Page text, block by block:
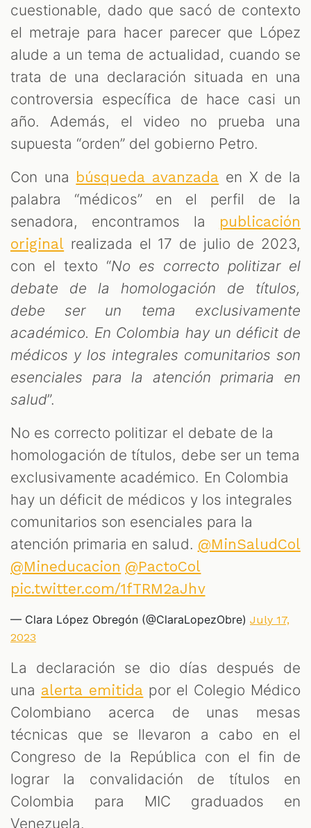
cuestionable, dado que sacó de contexto
el metraje para hacer parecer que López
alude a un tema de actualidad, cuando se
trata de una declaración situada en una
controversia específica de hace casi un
año. Además, el video no prueba una
supuesta “orden” del gobierno Petro.
Con una búsqueda avanzada en X de la
palabra “médicos” en el perfil de la
senadora, encontramos la
publicación
original realizada el 17 de julio de 2023,
con el texto “No es correcto politizar el
debate de la homologación de títulos,
debe ser un tema exclusivamente
académico. En Colombia hay un déficit de
médicos y los integrales comunitarios son
esenciales para la atención primaria en
salud”.
No es correcto politizar el debate de la
homologación de títulos, debe ser un tema
exclusivamente académico. En Colombia
hay un déficit de médicos y los integrales
comunitarios son esenciales para la
atención primaria en salud. @MinSaludCol
@Mineducacion @PactoCol
pic.twitter.com/1fTRM2aJhv
— Clara López Obregón (@ClaraLopezObre) July 17,
2023
La declaración se dio días después de
una alerta emitida por el Colegio Médico
Colombiano acerca de unas mesas
técnicas que se llevaron a cabo en el
Congreso de la República con el fin de
lograr la convalidación de títulos en
Colombia para MIC graduados en
Venezuela.